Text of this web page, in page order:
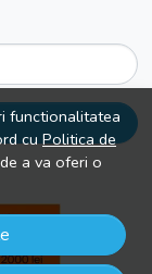
functionalitatea
cuPolitica de
a va oferi o